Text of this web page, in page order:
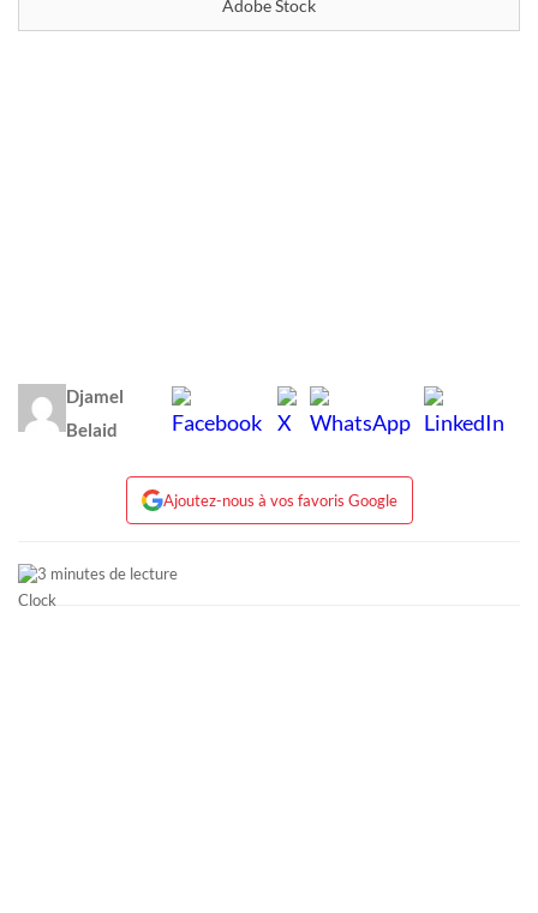
Adobe Stock
Djamel
Belaid
Ajoutez-nous à vos favoris Google
3 minutes de lecture